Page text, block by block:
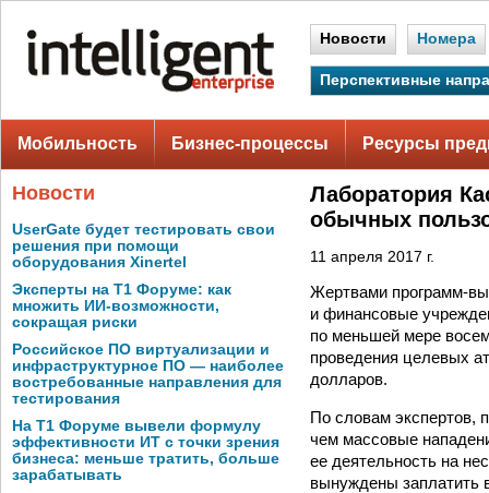
Новости Номера
Перспективные
Мобильность Бизнес-процессы Ресурсы
Новости
UserGate будет тестировать свои
решения при помощи
оборудования Xinertel
Эксперты на Т1 Форуме: как
множить ИИ-возможности,
сокращая риски
Российское ПО виртуализации и
инфраструктурное ПО — наиболее
востребованные направления для
тестирования
На Т1 Форуме вывели формулу
эффективности ИТ с точки зрения
бизнеса: меньше тратить, больше
зарабатывать
Лаборатория
обычных
11 апреля 2017 г.
Жертвами программ-
и финансовые
по меньшей мере
проведения целевых
долларов.
По словам экспертов,
чем массовые
ее деятельность на
вынуждены заплатить